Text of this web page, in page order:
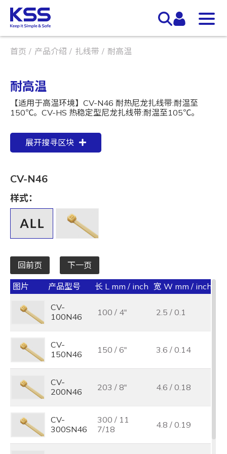
首页 产品介绍 扎线带 耐高温
耐高温
【适用于高温环境】CV-N46 耐热尼龙扎线带:耐温至
150℃。CV-HS 热稳定型尼龙扎线带:耐温至105℃。
展开搜寻区块
CV-N46
样式：
回前页 下一页
图片 产品型号 长 L mm / inch 宽 W mm / inch
CV-
100N46
100 / 4" 2.5 / 0.1
CV-
150N46
150 / 6" 3.6 / 0.14
CV-
200N46
203 / 8" 4.6 / 0.18
CV-
300SN46
300 / 11
7/18
4.8 / 0.19